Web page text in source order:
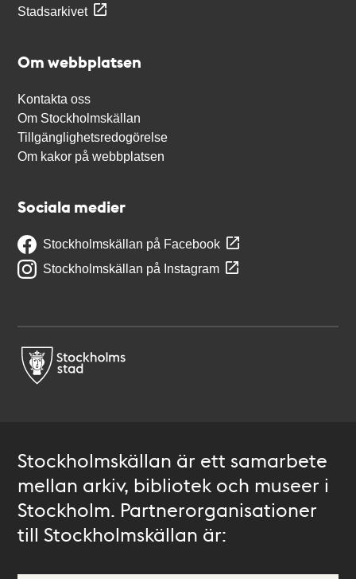
Stadsarkivet
Om webbplatsen
Kontakta oss
Om Stockholmskällan
Tillgänglighetsredogörelse
Om kakor på webbplatsen
Sociala medier
Stockholmskällan på Facebook
Stockholmskällan på Instagram
Stockholmskällan är ett samarbete
mellan arkiv, bibliotek och museer i
Stockholm. Partnerorganisationer
till Stockholmskällan är: